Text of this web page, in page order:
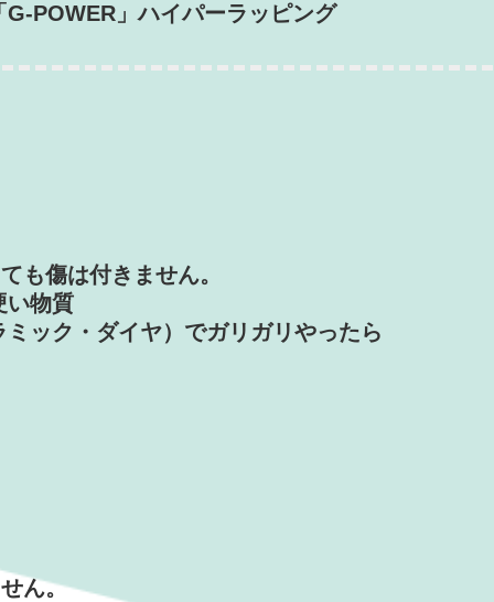
POWER」ハイパーラッピング
も傷は付きません。
い物質
ミック・ダイヤ）でガリガリやったら
ん。